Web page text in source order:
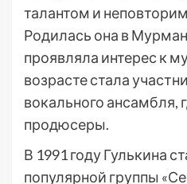
талантом и
Родилась она в
проявляла интерес к
возрасте стала
вокального ансамбля,
продюсеры.
В 1991 году Гулькина
популярной группы